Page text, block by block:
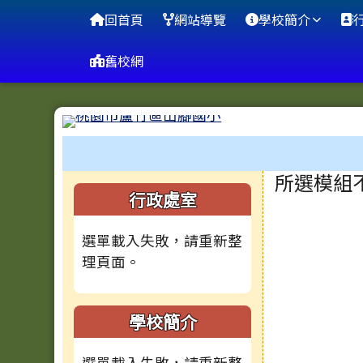
桃園市蘆竹區山腳國小
導覽列 回首頁 網站導覽 學校簡介
舊校網
左邊區域內容
行政處室
選單載入失敗，請重新整
理頁面。
學校簡介
主內容
所選模組
頁尾區域